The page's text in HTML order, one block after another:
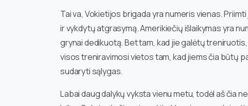
Tai va, Vokietijos brigada yra numeris vienas.
ir vykdytų atgrasymą. Amerikiečių išlaikymas yra
grynai dedikuotą. Bet tam, kad jie galėtų
visos treniravimosi vietos tam, kad jiems čia būtų
sudaryti sąlygas.
Labai daug dalykų vyksta vienu metu, todėl aš čia